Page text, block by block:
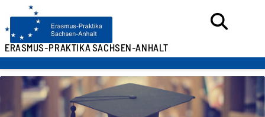
ERASMUS-PRAKTIKASACHSEN-ANHALT